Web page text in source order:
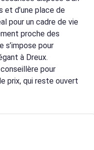
et d’une place de
pour un cadre de vie
proche des
s’impose pour
à Dreux.
pour
prix, qui reste ouvert